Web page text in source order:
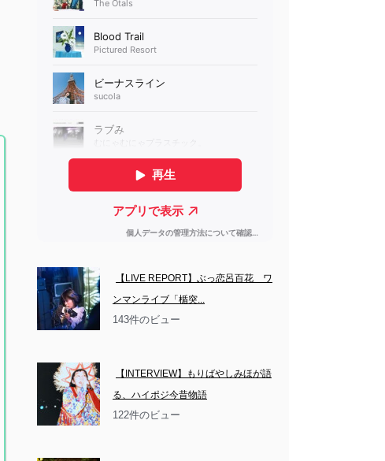
【LIVE REPORT】ぶっ恋呂百花　ワ
ンマンライブ「楯突...
143件のビュー
【INTERVIEW】もりばやしみほが語
る、ハイポジ今昔物語
122件のビュー